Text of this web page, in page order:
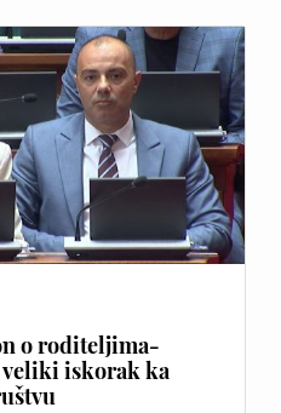
o roditeljima-
iskorak ka